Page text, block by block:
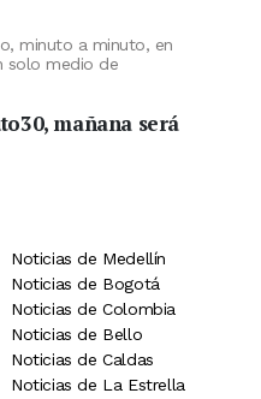
minuto a minuto, en
solo medio de
mañana será
Noticias de Medellín
Noticias de Bogotá
Noticias de Colombia
Noticias de Bello
Noticias de Caldas
Noticias de La Estrella